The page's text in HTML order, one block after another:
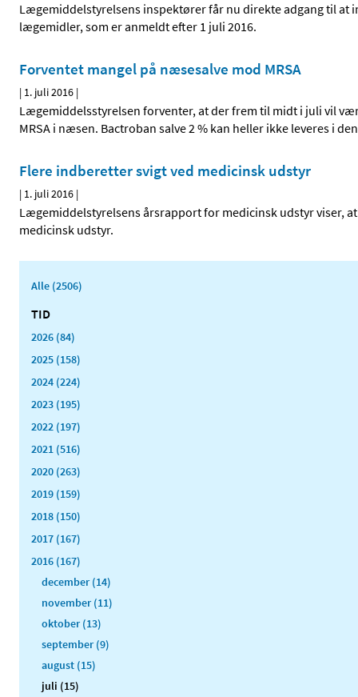
Lægemiddelstyrelsens inspektører får nu direkte adgang til
lægemidler, som er anmeldt efter 1 juli 2016.
Forventet mangel på næsesalve mod MRSA
| 1. juli 2016 |
Lægemiddelsstyrelsen forventer, at der frem til midt i juli vil
MRSA i næsen. Bactroban salve 2 % kan heller ikke leveres i
Flere indberetter svigt ved medicinsk udstyr
| 1. juli 2016 |
Lægemiddelstyrelsens årsrapport for medicinsk udstyr viser,
medicinsk udstyr.
Alle (2506)
TID
2026 (84)
2025 (158)
2024 (224)
2023 (195)
2022 (197)
2021 (516)
2020 (263)
2019 (159)
2018 (150)
2017 (167)
2016 (167)
december (14)
november (11)
oktober (13)
september (9)
august (15)
juli (15)